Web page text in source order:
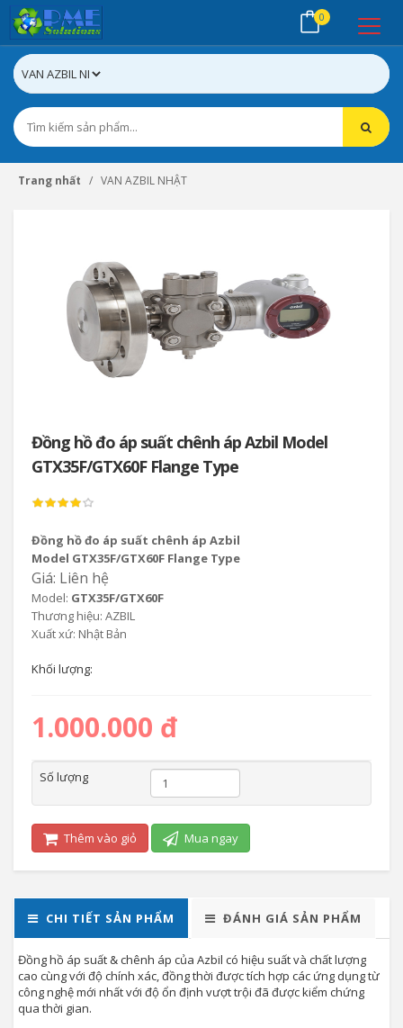
0
Trang nhất VAN AZBIL NHẬT
Đồng hồ đo áp suất chênh áp Azbil Model
GTX35F/GTX60F Flange Type
Đồng hồ đo áp suất chênh áp Azbil
Model GTX35F/GTX60F Flange Type
Giá: Liên hệ
Model: GTX35F/GTX60F
Thương hiệu: AZBIL
Xuất xứ: Nhật Bản
Khối lượng:
1.000.000 đ
Số lượng
Thêm vào giỏ Mua ngay
CHI TIẾT SẢN PHẨM ĐÁNH GIÁ SẢN PHẨM
Đồng hồ áp suất & chênh áp của Azbil có hiệu suất và chất lượng
cao cùng với độ chính xác, đồng thời được tích hợp các ứng dụng từ
công nghệ mới nhất với độ ổn định vượt trội đã được kiểm chứng
qua thời gian.